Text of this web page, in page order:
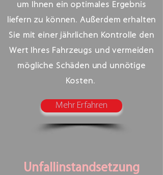
um Ihnen ein optimales Ergebnis
liefern zu können. Außerdem erhalten
Sie mit einer jährlichen Kontrolle den
Wert Ihres Fahrzeugs und vermeiden
mögliche Schäden und unnötige
Kosten.
Mehr Erfahren
Unfallinstandsetzung